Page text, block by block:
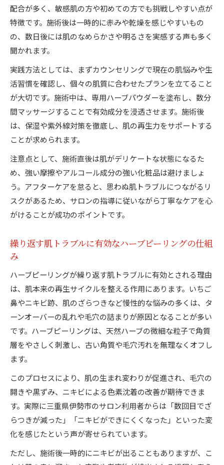
肌質改善に適したハーブピーリングの頻度の考
え方
美肌を目指す人向けの施術頻度と肌質改善の関
係
ハーブピーリング実践者が語る施術頻度のコツ
肌質改善に効くハーブピーリングの頻度を検証
いちご鼻やニキビ跡改善に必要な施術期間を考える
ハーブピーリングで肌質改善する施術期間の目
安
いちご鼻やニキビ跡改善に必要な期間を解説
肌質改善のためのハーブピーリング継続期間と
効果
施術期間ごとに変化する肌質改善のプロセス
ハーブピーリングで理想の肌質改善を目指す計
画法
科学的視点で語るハーブピーリングの効果実感法
ハーブピーリングの効果を実感するためのポイ
ント
科学的根拠に基づく肌質改善とハーブピーリン
グ
ハーブピーリング効果の持続性と肌質改善の関
実感できる肌質改善のための効果的なアプロー
チ
配合が多く、敏感肌の方や初めての方でも挑戦しやすい点が
特徴です。施術後は一時的に赤みや乾燥を感じやすいもの
の、数日後には肌のなめらかさや明るさを実感する声も多く
聞かれます。
実践方法としては、まずカウンセリングで現在の肌悩みや生
活習慣を確認し、個々の肌質に合わせたプランを立てること
が大切です。施術中は、専用ハーブパウダーを塗布し、数分
間マッサージすることで有効成分を浸透させます。施術後
は、保湿や紫外線対策を徹底し、肌の再生力をサポートする
ことが求められます。
注意点として、施術直後は肌がデリケートな状態になるた
め、強い摩擦やアルコール成分の強い化粧品は避けましょ
う。アフターケアを怠ると、思わぬ肌トラブルにつながるリ
スクがあるため、サロンの指導に従いながら丁寧なケアを心
がけることが成功のポイントです。
繰り返す肌トラブルに有効なハーブピーリングの仕組
み
ハーブピーリングが繰り返す肌トラブルに有効とされる理由
は、肌本来の再生サイクルを整える作用にあります。いちご
鼻やニキビ跡、肌のざらつきなど慢性的な悩みの多くは、タ
ーンオーバーの乱れや毛穴の詰まりが原因となることが多い
です。ハーブピーリングは、天然ハーブの微細な粒子で角質
層をやさしく刺激し、古い角質や毛穴汚れを無理なくオフし
ます。
このプロセスにより、肌の生まれ変わりが促進され、毛穴の
開きや黒ずみ、ニキビによる色素沈着の改善が期待できま
す。実際に三重県伊勢市のサロン利用者からは「数回目でざ
らつきが減った」「ニキビができにくくなった」といった変
化を感じたという声が寄せられています。
ただし、施術後一時的にニキビが出ることもありますが、こ